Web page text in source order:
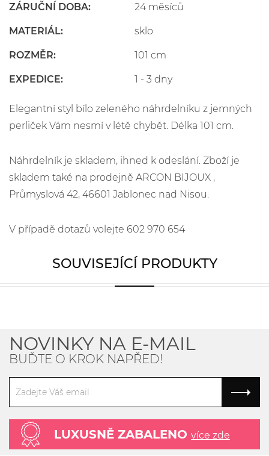
ZÁRUČNÍ DOBA: 24 měsíců
MATERIÁL: sklo
ROZMĚR: 101 cm
EXPEDICE: 1 - 3 dny
Elegantní styl bílo zeleného náhrdelníku z jemných
perliček Vám nesmí v létě chybět. Délka 101 cm.
Náhrdelník je skladem, ihned k odeslání. Zboží je
skladem také na prodejně ARCON BIJOUX ,
Průmyslová 42, 46601 Jablonec nad Nisou.
V případě dotazů volejte 602 970 654
SOUVISEJÍCÍ PRODUKTY
NOVINKY NA E-MAIL
BUĎTE O KROK NAPŘED!
LUXUSNĚ ZABALENO více zde